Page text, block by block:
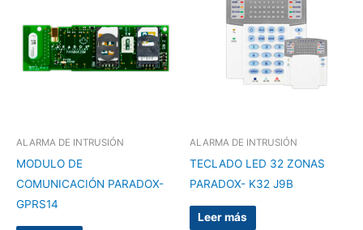
ALARMA DE INTRUSIÓN
MODULO DE
COMUNICACIÓN PARADOX-
GPRS14
ALARMA DE INTRUSIÓN
TECLADO LED 32 ZONAS
PARADOX- K32 J9B
Leer más